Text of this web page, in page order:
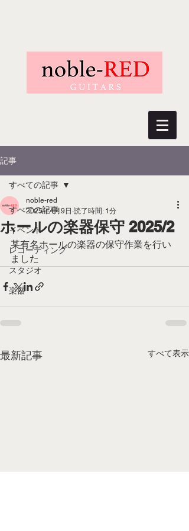
記事
すべての記事
イベント
レコーディング
スタジオ
楽器
すべての記事
ホールの楽器保守 2025/2
noble-red
2025年4月9日 読了時間: 1分
某有名ホールの楽器の保守作業を行い
ました
最新記事 すべて表示